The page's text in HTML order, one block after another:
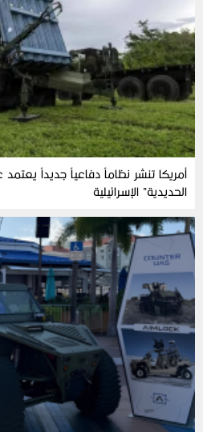
أمريكا تنشر نظاماً دفاعياً جديداً يعتمد
الحديدية” الإسرائيلية